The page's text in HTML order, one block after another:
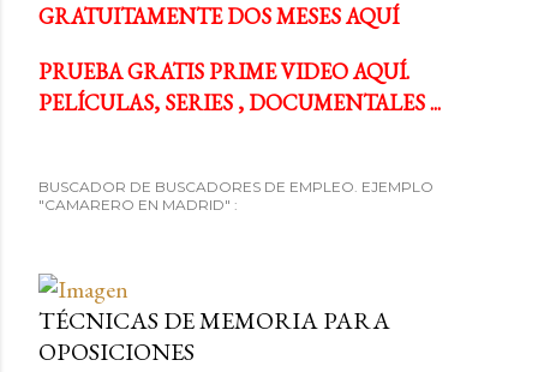
GRATUITAMENTE DOS MESES AQUÍ
PRUEBA GRATIS PRIME VIDEO AQUÍ.
PELÍCULAS, SERIES , DOCUMENTALES ...
BUSCADOR DE BUSCADORES DE EMPLEO. EJEMPLO
"CAMARERO EN MADRID" :
TÉCNICAS DE MEMORIA PARA
OPOSICIONES